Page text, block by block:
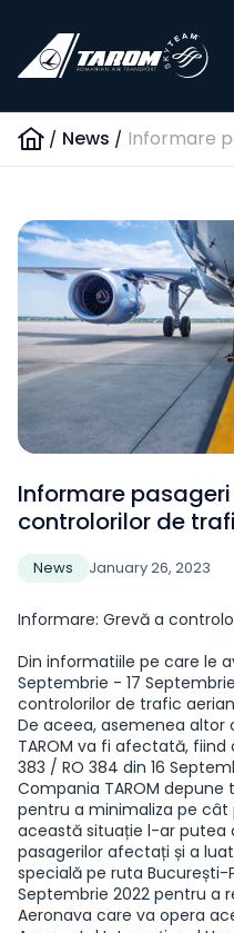
/ News / Informare
Informare
controlorilor de
News January 26, 2023
Informare: Grevă a
Din informatiile pe care le
Septembrie - 17
controlorilor de trafic
De aceea, asemenea altor
TAROM va fi afectată, fiind
383 / RO 384 din 16
Compania TAROM
pentru a minimaliza pe
această situație l-ar putea
pasagerilor afectați și a
specială pe ruta București-
Septembrie 2022 pentru a
Aeronava care va opera